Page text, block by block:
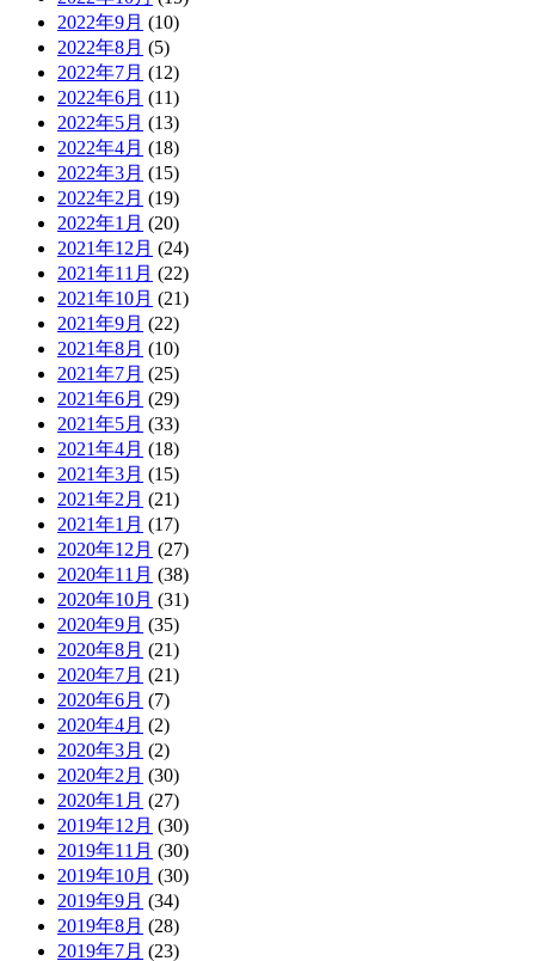
2022年9月 (10)
2022年8月 (5)
2022年7月 (12)
2022年6月 (11)
2022年5月 (13)
2022年4月 (18)
2022年3月 (15)
2022年2月 (19)
2022年1月 (20)
2021年12月 (24)
2021年11月 (22)
2021年10月 (21)
2021年9月 (22)
2021年8月 (10)
2021年7月 (25)
2021年6月 (29)
2021年5月 (33)
2021年4月 (18)
2021年3月 (15)
2021年2月 (21)
2021年1月 (17)
2020年12月 (27)
2020年11月 (38)
2020年10月 (31)
2020年9月 (35)
2020年8月 (21)
2020年7月 (21)
2020年6月 (7)
2020年4月 (2)
2020年3月 (2)
2020年2月 (30)
2020年1月 (27)
2019年12月 (30)
2019年11月 (30)
2019年10月 (30)
2019年9月 (34)
2019年8月 (28)
2019年7月 (23)